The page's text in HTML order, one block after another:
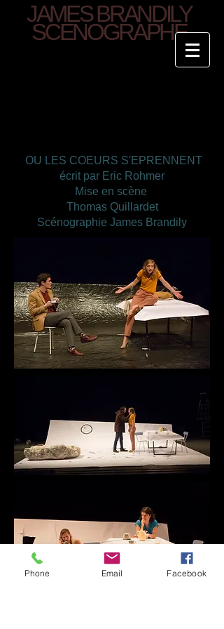
JAMES BRANDILY
SCENOGRAPHE
OU LES COEURS S'EPRENNENT
écrit par Eric Rohmer
Mise en scène
Thomas Quillardet
Scénographie James Brandily
Phone Email Facebook